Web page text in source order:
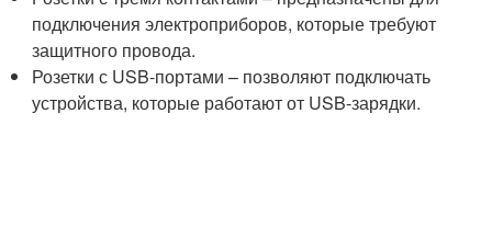
подключения электроприборов, которые требуют
защитного провода.
Розетки с USB-портами – позволяют подключать
устройства, которые работают от USB-зарядки.